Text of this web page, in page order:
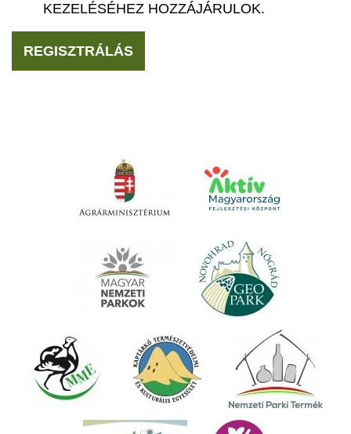
KEZELÉSÉHEZ HOZZÁJÁRULOK.
REGISZTRÁLÁS